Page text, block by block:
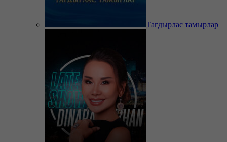
Тағдырлас тамырлар